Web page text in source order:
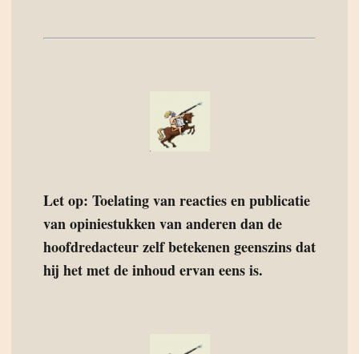
Let op: Toelating van reacties en publicatie
van opiniestukken van anderen dan de
hoofdredacteur zelf betekenen geenszins dat
hij het met de inhoud ervan eens is.